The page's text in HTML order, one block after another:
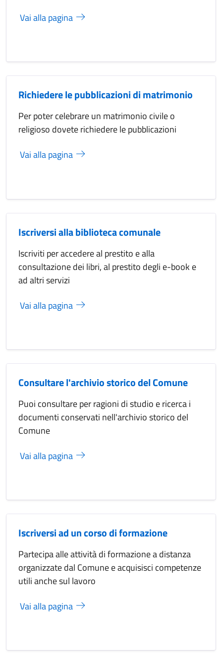
Vai alla pagina
Richiedere le pubblicazioni di matrimonio
Per poter celebrare un matrimonio civile o
religioso dovete richiedere le pubblicazioni
Vai alla pagina
Iscriversi alla biblioteca comunale
Iscriviti per accedere al prestito e alla
consultazione dei libri, al prestito degli e-book e
ad altri servizi
Vai alla pagina
Consultare l'archivio storico del Comune
Puoi consultare per ragioni di studio e ricerca i
documenti conservati nell'archivio storico del
Comune
Vai alla pagina
Iscriversi ad un corso di formazione
Partecipa alle attività di formazione a distanza
organizzate dal Comune e acquisisci competenze
utili anche sul lavoro
Vai alla pagina